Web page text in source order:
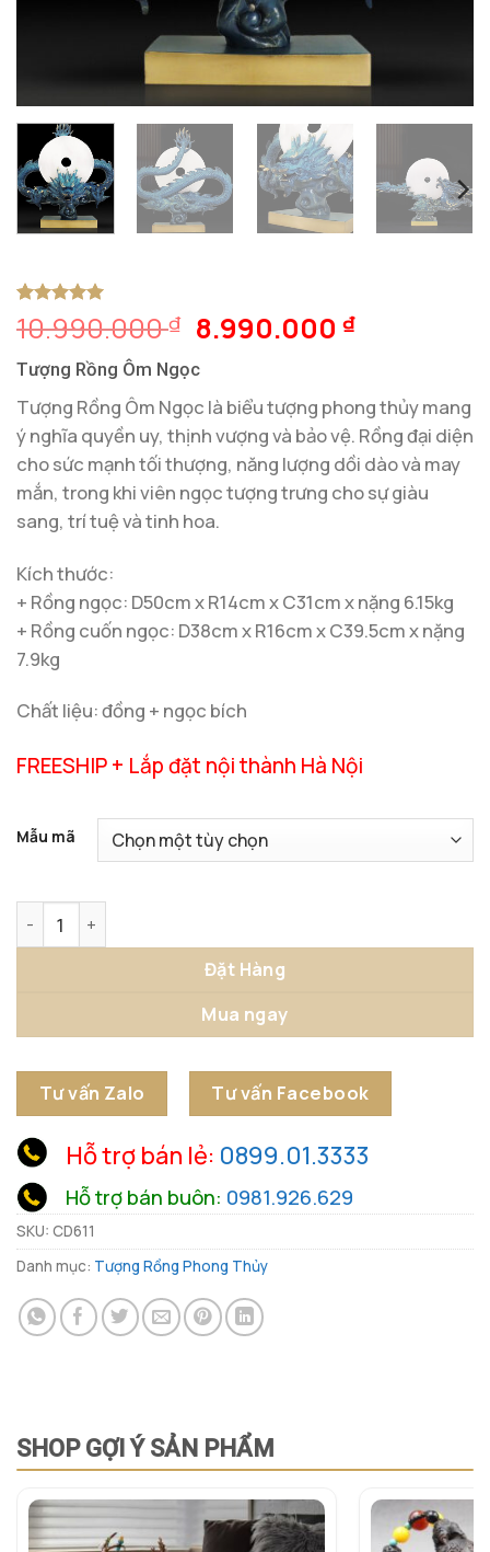
5 trên 5
dựa trên
1
10.990.000₫ Giá
là:
10.990.000 ₫.
8.990.000 ₫Giá
là:
Tượng Rồng Ôm Ngọc
Tượng Rồng Ôm Ngọc là biểu tượng phong thủy mang
ý nghĩa quyền uy, thịnh vượng và bảo vệ. Rồng đại diện
cho sức mạnh tối thượng, năng lượng dồi dào và may
mắn, trong khi viên ngọc tượng trưng cho sự giàu
sang, trí tuệ và tinh hoa.
Kích thước:
+ Rồng ngọc: D50cm x R14cm x C31cm x nặng 6.15kg
+ Rồng cuốn ngọc: D38cm x R16cm x C39.5cm x nặng
7.9kg
Chất liệu: đồng + ngọc bích
FREESHIP + Lắp đặt nội thành Hà Nội
Mẫu mã
Đặt Hàng
Mua ngay
Tư vấn Zalo Tư vấn Facebook
Hỗ trợ bán lẻ: 0899.01.3333
Hỗ trợ bán buôn: 0981.926.629
SKU: CD611
Danh mục: Tượng Rồng Phong Thủy
SHOP GỢI Ý SẢN PHẨM